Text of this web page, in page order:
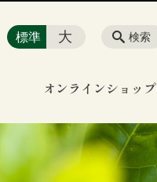
オンラインショップ
検索
標準 大